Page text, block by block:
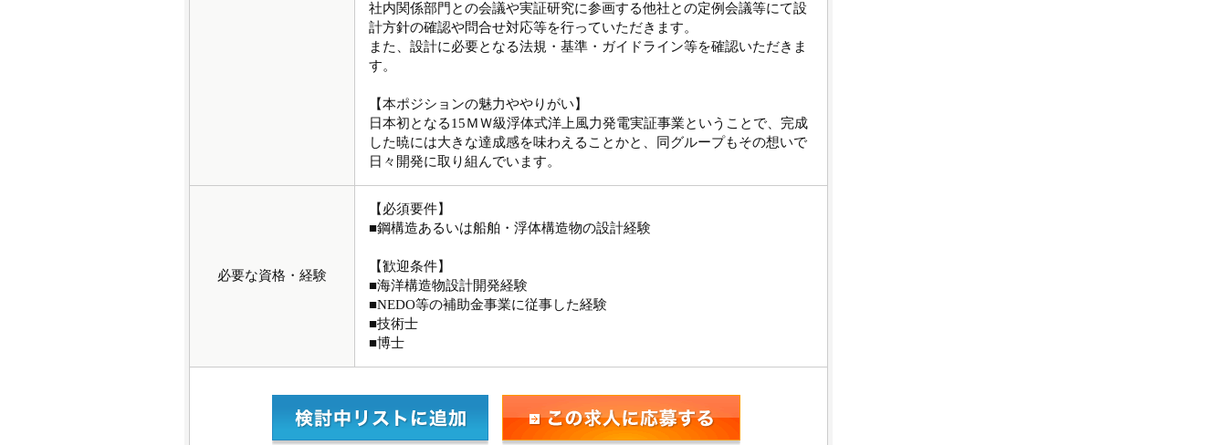
社内関係部門との会議や実証研究に参画する他社との定例会議等にて設
計方針の確認や問合せ対応等を行っていただきます。
また、設計に必要となる法規・基準・ガイドライン等を確認いただきま
す。
【本ポジションの魅力ややりがい】
日本初となる15ＭＷ級浮体式洋上風力発電実証事業ということで、完成
した暁には大きな達成感を味わえることかと、同グループもその想いで
日々開発に取り組んでいます。
必要な資格・経験
【必須要件】
■鋼構造あるいは船舶・浮体構造物の設計経験
【歓迎条件】
■海洋構造物設計開発経験
■NEDO等の補助金事業に従事した経験
■技術士
■博士